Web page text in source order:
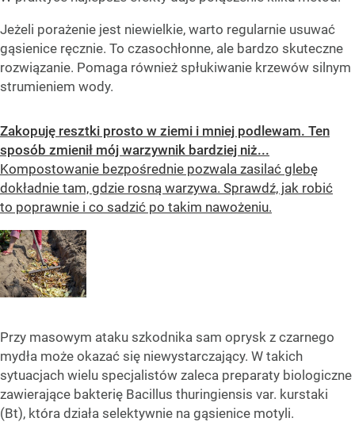
Jeżeli porażenie jest niewielkie, warto regularnie usuwać
gąsienice ręcznie. To czasochłonne, ale bardzo skuteczne
rozwiązanie. Pomaga również spłukiwanie krzewów silnym
strumieniem wody.
Zakopuję resztki prosto w ziemi i mniej podlewam. Ten
sposób zmienił mój warzywnik bardziej niż...
Kompostowanie bezpośrednie pozwala zasilać glebę
dokładnie tam, gdzie rosną warzywa. Sprawdź, jak robić
to poprawnie i co sadzić po takim nawożeniu.
Przy masowym ataku szkodnika sam oprysk z czarnego
mydła może okazać się niewystarczający. W takich
sytuacjach wielu specjalistów zaleca preparaty biologiczne
zawierające bakterię Bacillus thuringiensis var. kurstaki
(Bt), która działa selektywnie na gąsienice motyli.